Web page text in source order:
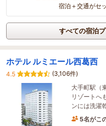
宿泊＋交通がセ
すべての宿泊プ
ホテル ルミエール西葛西
4.5
(3,106件)
大手町駅（
リゾートへ
ンには洗濯
5名がこ
24分前